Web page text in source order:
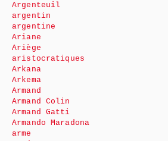
Argenteuil
argentin
argentine
Ariane
Ariège
aristocratiques
Arkana
Arkema
Armand
Armand Colin
Armand Gatti
Armando Maradona
arme